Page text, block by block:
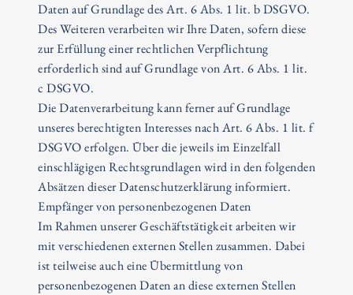
Daten auf Grundlage des Art. 6 Abs. 1 lit. b DSGVO.
Des Weiteren verarbeiten wir Ihre Daten, sofern diese
zur Erfüllung einer rechtlichen Verpflichtung
erforderlich sind auf Grundlage von Art. 6 Abs. 1 lit.
c DSGVO.
Die Datenverarbeitung kann ferner auf Grundlage
unseres berechtigten Interesses nach Art. 6 Abs. 1 lit. f
DSGVO erfolgen. Über die jeweils im Einzelfall
einschlägigen Rechtsgrundlagen wird in den folgenden
Absätzen dieser Datenschutzerklärung informiert.
Empfänger von personenbezogenen Daten
Im Rahmen unserer Geschäftstätigkeit arbeiten wir
mit verschiedenen externen Stellen zusammen. Dabei
ist teilweise auch eine Übermittlung von
personenbezogenen Daten an diese externen Stellen